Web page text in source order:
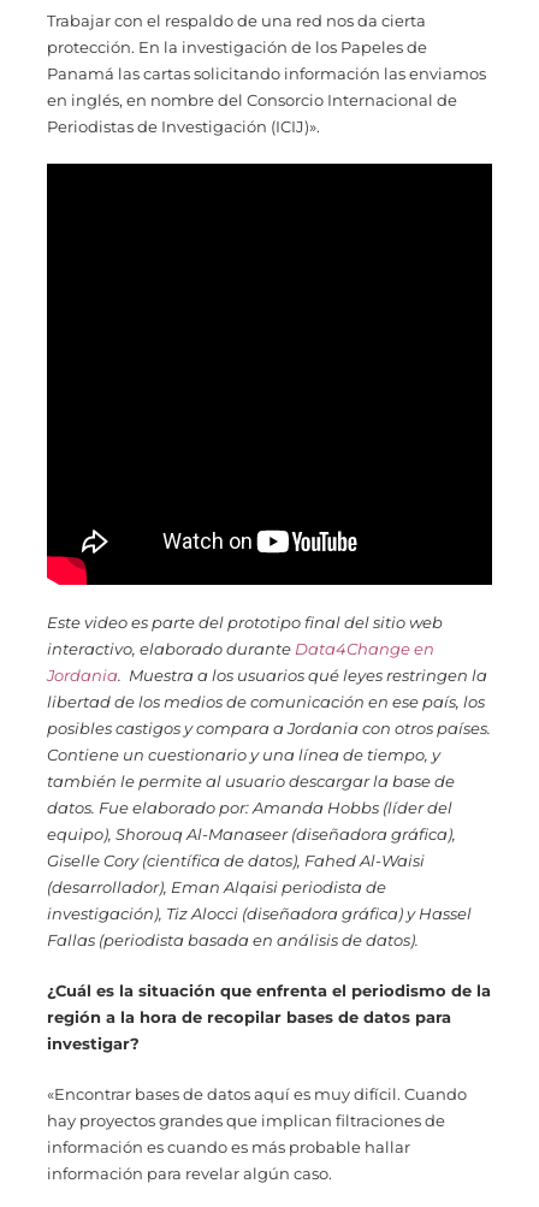
Trabajar con el respaldo de una red nos da cierta
protección. En la investigación de los Papeles de
Panamá las cartas solicitando información las enviamos
en inglés, en nombre del Consorcio Internacional de
Periodistas de Investigación (ICIJ)».
Este video es parte del prototipo final del sitio web
interactivo, elaborado durante Data4Change en
Jordania. Muestra a los usuarios qué leyes restringen la
libertad de los medios de comunicación en ese país, los
posibles castigos y compara a Jordania con otros países.
Contiene un cuestionario y una línea de tiempo, y
también le permite al usuario descargar la base de
datos. Fue elaborado por: Amanda Hobbs (líder del
equipo), Shorouq Al-Manaseer (diseñadora gráfica),
Giselle Cory (científica de datos), Fahed Al-Waisi
(desarrollador), Eman Alqaisi periodista de
investigación), Tiz Alocci (diseñadora gráfica) y Hassel
Fallas (periodista basada en análisis de datos).
¿Cuál es la situación que enfrenta el periodismo de la
región a la hora de recopilar bases de datos para
investigar?
«Encontrar bases de datos aquí es muy difícil. Cuando
hay proyectos grandes que implican filtraciones de
información es cuando es más probable hallar
información para revelar algún caso.